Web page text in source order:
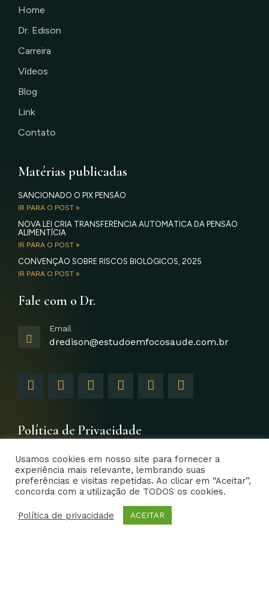
Home
Dr. Edison
Carreira
Vídeos
Blog
Link
Contato
Matérias publicadas
SANCIONADO O PIX PENSÃO
IR PARA O POST »
NOVA LEI CRIA TRANSFERÊNCIA AUTOMÁTICA DA PENSÃO
ALIMENTÍCIA
IR PARA O POST »
CONVENÇÃO SOBRE RISCOS BIOLÓGICOS, 2025
IR PARA O POST »
Fale com o Dr.
Email
dredison@estudoemfocosaude.com.br
F
a
b
o
o
k
-
f
I
n
a
g
r
a
m
T
w
t
e
r
Y
o
u
b
e
L
i
d
i
n
-
i
n
G
o
e
-
p
l
u
Política de Privacidade
EFS – Estudo em Foco Saúde 2014- Todos os direitos
reservados | Criative Web
Usamos cookies em nosso site para fornecer a
experiência mais relevante, lembrando suas
preferências e visitas repetidas. Ao clicar em “Aceitar”,
concorda com a utilização de TODOS os cookies.
Política de privacidade ACEITAR